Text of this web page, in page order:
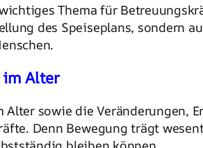
Thema für
des Speiseplans, sondern
im Alter
Alter sowie die Veränderungen,
Denn Bewegung trägt